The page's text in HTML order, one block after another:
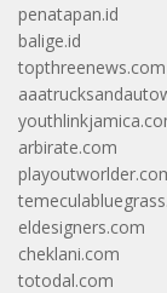
penatapan.id
balige.id
topthreenews.com
arbirate.com
eldesigners.com
cheklani.com
totodal.com